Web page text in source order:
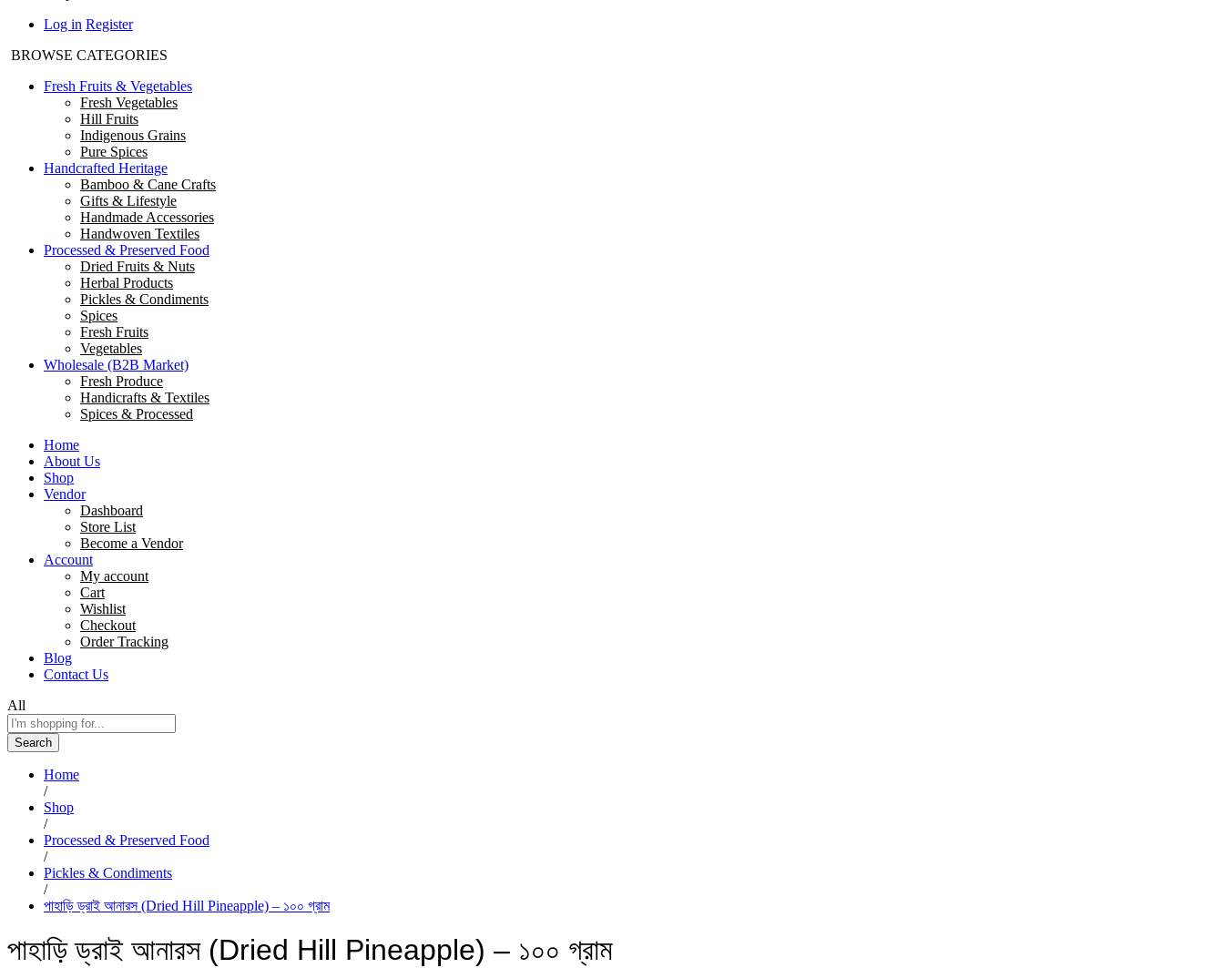
Log in Register
BROWSE CATEGORIES
Fresh Fruits & Vegetables
Fresh Vegetables
Hill Fruits
Indigenous Grains
Pure Spices
Handcrafted Heritage
Bamboo & Cane Crafts
Gifts & Lifestyle
Handmade Accessories
Handwoven Textiles
Processed & Preserved Food
Dried Fruits & Nuts
Herbal Products
Pickles & Condiments
Spices
Fresh Fruits
Vegetables
Wholesale (B2B Market)
Fresh Produce
Handicrafts & Textiles
Spices & Processed
Home
About Us
Shop
Vendor
Dashboard
Store List
Become a Vendor
Account
My account
Cart
Wishlist
Checkout
Order Tracking
Blog
Contact Us
All
Search
Home
/
Shop
/
Processed & Preserved Food
/
Pickles & Condiments
/
পাহাড়ি ড্রাই আনারস (Dried Hill Pineapple) – ১০০ গ্রাম
পাহাড়ি ড্রাই আনারস (Dried Hill Pineapple) – ১০০ গ্রাম